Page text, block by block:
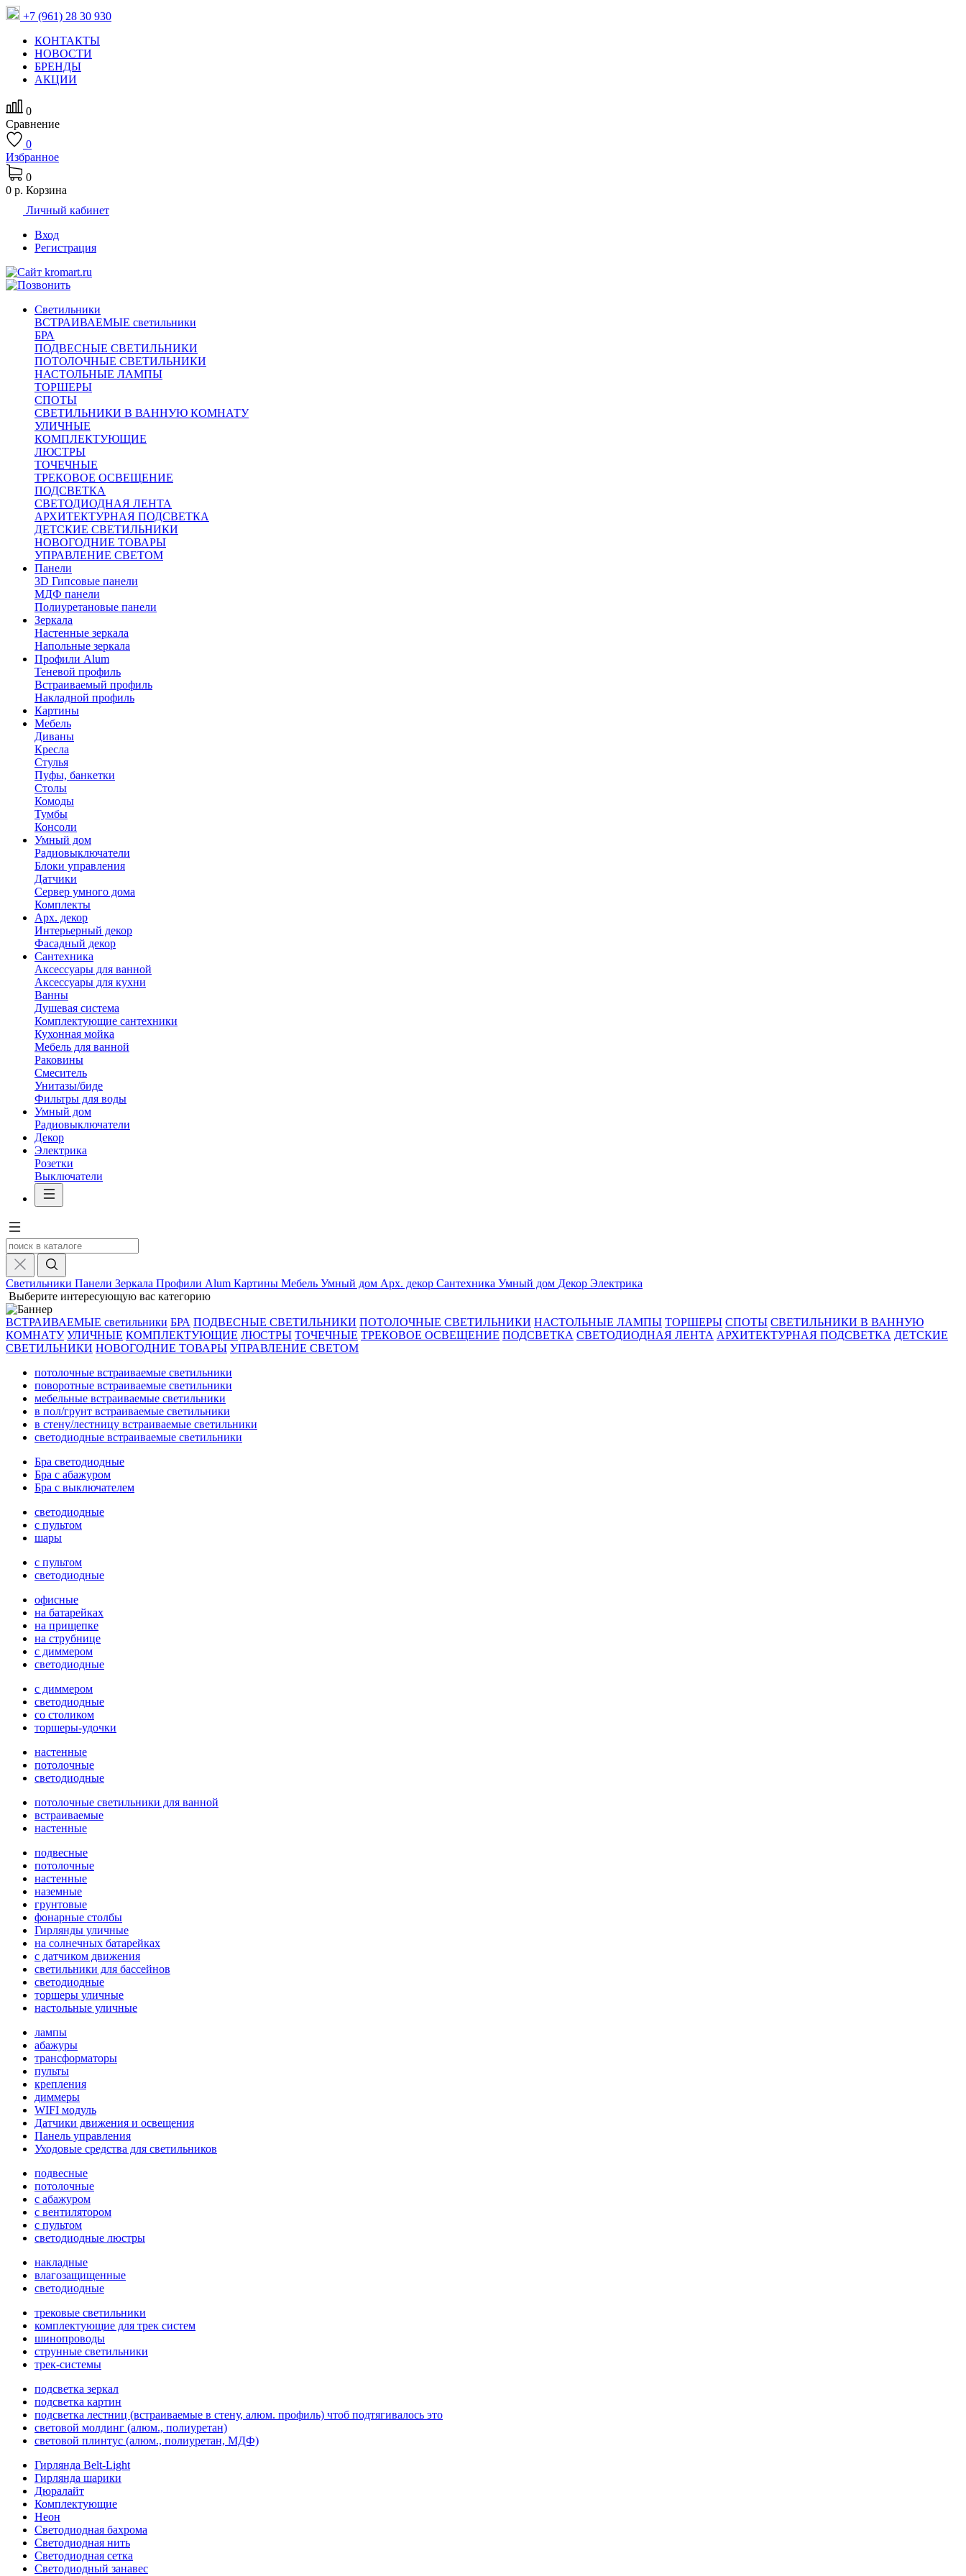
+7 (961) 28 30 930
КОНТАКТЫ
НОВОСТИ
БРЕНДЫ
АКЦИИ
0
Сравнение
0
Избранное
0
0 р. Корзина
Личный кабинет
Вход
Регистрация
Светильники
ВСТРАИВАЕМЫЕ светильники
БРА
ПОДВЕСНЫЕ СВЕТИЛЬНИКИ
ПОТОЛОЧНЫЕ СВЕТИЛЬНИКИ
НАСТОЛЬНЫЕ ЛАМПЫ
ТОРШЕРЫ
СПОТЫ
СВЕТИЛЬНИКИ В ВАННУЮ КОМНАТУ
УЛИЧНЫЕ
КОМПЛЕКТУЮЩИЕ
ЛЮСТРЫ
ТОЧЕЧНЫЕ
ТРЕКОВОЕ ОСВЕЩЕНИЕ
ПОДСВЕТКА
СВЕТОДИОДНАЯ ЛЕНТА
АРХИТЕКТУРНАЯ ПОДСВЕТКА
ДЕТСКИЕ СВЕТИЛЬНИКИ
НОВОГОДНИЕ ТОВАРЫ
УПРАВЛЕНИЕ СВЕТОМ
Панели
3D Гипсовые панели
МДФ панели
Полиуретановые панели
Зеркала
Настенные зеркала
Напольные зеркала
Профили Alum
Теневой профиль
Встраиваемый профиль
Накладной профиль
Картины
Мебель
Диваны
Кресла
Стулья
Пуфы, банкетки
Столы
Комоды
Тумбы
Консоли
Умный дом
Радиовыключатели
Блоки управления
Датчики
Сервер умного дома
Комплекты
Арх. декор
Интерьерный декор
Фасадный декор
Сантехника
Аксессуары для ванной
Аксессуары для кухни
Ванны
Душевая система
Комплектующие сантехники
Кухонная мойка
Мебель для ванной
Раковины
Смеситель
Унитазы/биде
Фильтры для воды
Умный дом
Радиовыключатели
Декор
Электрика
Розетки
Выключатели
Светильники Панели Зеркала Профили Alum Картины Мебель Умный дом Арх. декор Сантехника Умный дом Декор Электрика
Выберите интересующую вас категорию
ВСТРАИВАЕМЫЕ светильники БРА ПОДВЕСНЫЕ СВЕТИЛЬНИКИ ПОТОЛОЧНЫЕ СВЕТИЛЬНИКИ НАСТОЛЬНЫЕ ЛАМПЫ ТОРШЕРЫ СПОТЫ СВЕТИЛЬНИКИ В ВАННУЮ
КОМНАТУ УЛИЧНЫЕ КОМПЛЕКТУЮЩИЕ ЛЮСТРЫ ТОЧЕЧНЫЕ ТРЕКОВОЕ ОСВЕЩЕНИЕ ПОДСВЕТКА СВЕТОДИОДНАЯ ЛЕНТА АРХИТЕКТУРНАЯ ПОДСВЕТКА ДЕТСКИЕ
СВЕТИЛЬНИКИ НОВОГОДНИЕ ТОВАРЫ УПРАВЛЕНИЕ СВЕТОМ
потолочные встраиваемые светильники
поворотные встраиваемые светильники
мебельные встраиваемые светильники
в пол/грунт встраиваемые светильники
в стену/лестницу встраиваемые светильники
светодиодные встраиваемые светильники
Бра светодиодные
Бра с абажуром
Бра с выключателем
светодиодные
с пультом
шары
с пультом
светодиодные
офисные
на батарейках
на прищепке
на струбнице
с диммером
светодиодные
с диммером
светодиодные
со столиком
торшеры-удочки
настенные
потолочные
светодиодные
потолочные светильники для ванной
встраиваемые
настенные
подвесные
потолочные
настенные
наземные
грунтовые
фонарные столбы
Гирлянды уличные
на солнечных батарейках
с датчиком движения
светильники для бассейнов
светодиодные
торшеры уличные
настольные уличные
лампы
абажуры
трансформаторы
пульты
крепления
диммеры
WIFI модуль
Датчики движения и освещения
Панель управления
Уходовые средства для светильников
подвесные
потолочные
с абажуром
с вентилятором
с пультом
светодиодные люстры
накладные
влагозащищенные
светодиодные
трековые светильники
комплектующие для трек систем
шинопроводы
струнные светильники
трек-системы
подсветка зеркал
подсветка картин
подсветка лестниц (встраиваемые в стену, алюм. профиль) чтоб подтягивалось это
световой молдинг (алюм., полиуретан)
световой плинтус (алюм., полиуретан, МДФ)
Гирлянда Belt-Light
Гирлянда шарики
Дюралайт
Комплектующие
Неон
Светодиодная бахрома
Светодиодная нить
Светодиодная сетка
Светодиодный занавес